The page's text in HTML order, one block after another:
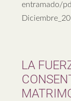
entramado/
LA